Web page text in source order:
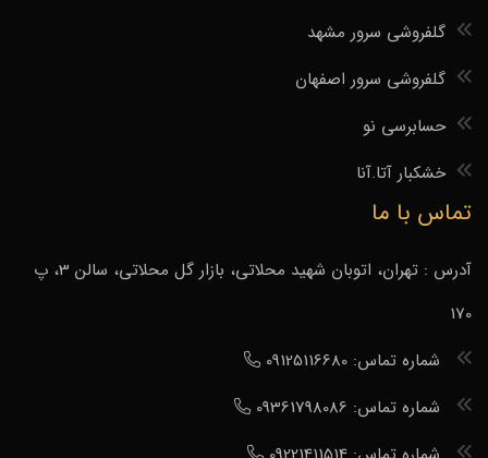
گلفروشی سرور مشهد
گلفروشی سرور اصفهان
حسابرسی نو
خشکبار آتا.آنا
تماس با ما
آدرس : تهران، اتوبان شهید محلاتی، بازار گل محلاتی، سالن 3، پ
170
شماره تماس: 09125116680
شماره تماس: 09361798086